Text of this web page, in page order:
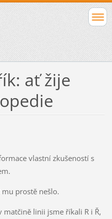
ať žije
vlastní zkušeností s
mu prostě nešlo.
linii jsme říkali R i Ř,